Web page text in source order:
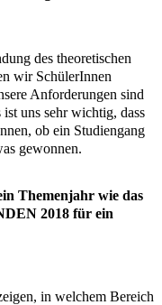
des theoretischen
wir SchülerInnen
Anforderungen sind
uns sehr wichtig, dass
ob ein Studiengang
gewonnen.
Themenjahr wie das
2018 für ein
in welchem Bereich